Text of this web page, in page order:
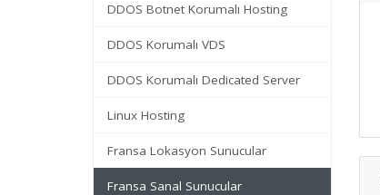
DDOS Botnet Korumalı Hosting
DDOS Korumalı VDS
DDOS Korumalı Dedicated Server
Linux Hosting
Fransa Lokasyon Sunucular
Fransa Sanal Sunucular